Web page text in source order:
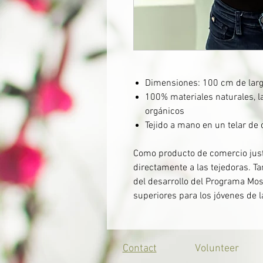
Dimensiones: 100 cm de
100% materiales naturales,
orgánicos
Tejido a mano en un telar
Como producto de comercio
directamente a las tejedoras.
del desarrollo del Programa
superiores para los jóvenes de
Contact Volunteer